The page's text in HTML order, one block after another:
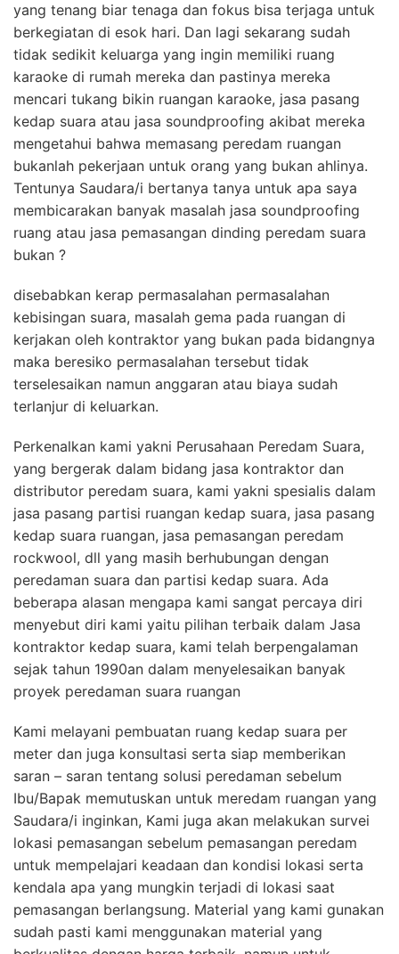
yang tenang biar tenaga dan fokus bisa terjaga untuk
berkegiatan di esok hari. Dan lagi sekarang sudah
tidak sedikit keluarga yang ingin memiliki ruang
karaoke di rumah mereka dan pastinya mereka
mencari tukang bikin ruangan karaoke, jasa pasang
kedap suara atau jasa soundproofing akibat mereka
mengetahui bahwa memasang peredam ruangan
bukanlah pekerjaan untuk orang yang bukan ahlinya.
Tentunya Saudara/i bertanya tanya untuk apa saya
membicarakan banyak masalah jasa soundproofing
ruang atau jasa pemasangan dinding peredam suara
bukan ?
disebabkan kerap permasalahan permasalahan
kebisingan suara, masalah gema pada ruangan di
kerjakan oleh kontraktor yang bukan pada bidangnya
maka beresiko permasalahan tersebut tidak
terselesaikan namun anggaran atau biaya sudah
terlanjur di keluarkan.
Perkenalkan kami yakni Perusahaan Peredam Suara,
yang bergerak dalam bidang jasa kontraktor dan
distributor peredam suara, kami yakni spesialis dalam
jasa pasang partisi ruangan kedap suara, jasa pasang
kedap suara ruangan, jasa pemasangan peredam
rockwool, dll yang masih berhubungan dengan
peredaman suara dan partisi kedap suara. Ada
beberapa alasan mengapa kami sangat percaya diri
menyebut diri kami yaitu pilihan terbaik dalam Jasa
kontraktor kedap suara, kami telah berpengalaman
sejak tahun 1990an dalam menyelesaikan banyak
proyek peredaman suara ruangan
Kami melayani pembuatan ruang kedap suara per
meter dan juga konsultasi serta siap memberikan
saran – saran tentang solusi peredaman sebelum
Ibu/Bapak memutuskan untuk meredam ruangan yang
Saudara/i inginkan, Kami juga akan melakukan survei
lokasi pemasangan sebelum pemasangan peredam
untuk mempelajari keadaan dan kondisi lokasi serta
kendala apa yang mungkin terjadi di lokasi saat
pemasangan berlangsung. Material yang kami gunakan
sudah pasti kami menggunakan material yang